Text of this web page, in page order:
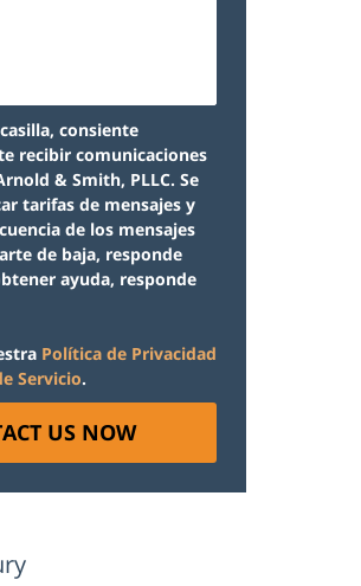
consiente
recibir comunicaciones
& Smith, PLLC. Se
tarifas de mensajes y
de los mensajes
de baja, responde
ayuda, responde
Política de Privacidad
Servicio.
US NOW